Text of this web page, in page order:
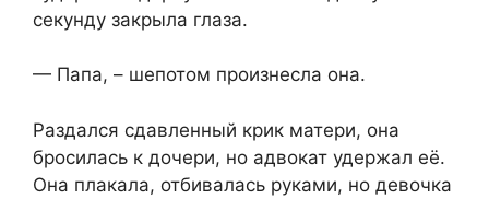
секунду закрыла глаза.
— Папа, – шепотом произнесла она.
Раздался сдавленный крик матери, она
бросилась к дочери, но адвокат удержал её.
Она плакала, отбивалась руками, но девочка